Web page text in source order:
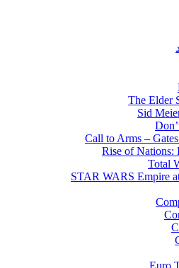
The Elder
Sid
Call to Arms –
Rise of Nations:
Total
STAR WARS Empire
Euro